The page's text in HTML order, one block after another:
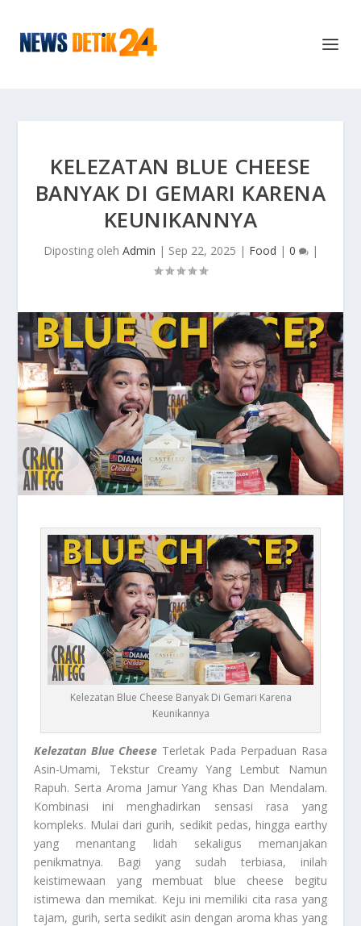
KELEZATAN BLUE CHEESE
BANYAK DI GEMARI KARENA
KEUNIKANNYA
Diposting oleh Admin | Sep 22, 2025 | Food | 0 |
Kelezatan Blue Cheese Banyak Di Gemari Karena
Keunikannya
Kelezatan Blue Cheese Terletak Pada Perpaduan Rasa
Asin-Umami, Tekstur Creamy Yang Lembut Namun
Rapuh. Serta Aroma Jamur Yang Khas Dan Mendalam.
Kombinasi ini menghadirkan sensasi rasa yang
kompleks. Mulai dari gurih, sedikit pedas, hingga earthy
yang menantang lidah sekaligus memanjakan
penikmatnya. Bagi yang sudah terbiasa, inilah
keistimewaan yang membuat blue cheese begitu
istimewa dan memikat. Keju ini memiliki cita rasa yang
tajam, gurih, serta sedikit asin dengan aroma khas yang